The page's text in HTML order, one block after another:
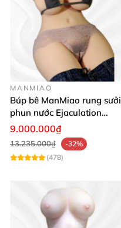
MANMIAO
Búp bê ManMiao rung sưởi
phun nước Ejaculation
Queen chuẩn
9.000.000₫
13.235.000₫
-32%
(478)